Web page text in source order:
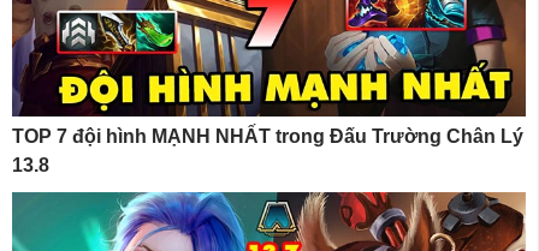
TOP 7 đội hình MẠNH NHẤT trong Đấu Trường Chân Lý
13.8